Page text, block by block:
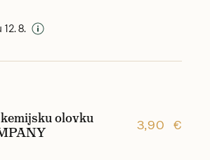
8.
olovku
3,90 €